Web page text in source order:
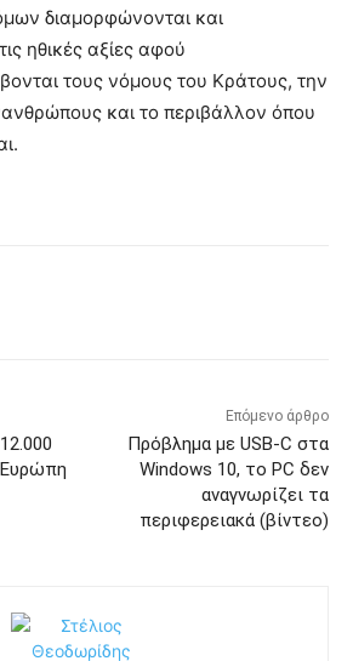
διαμορφώνονται και
ηθικές αξίες αφού
τους νόμους του Κράτους, την
και το περιβάλλον όπου
Ευρώπη
Επόμενο άρθρο
Πρόβλημα με USB-C στα
Windows 10, το PC δεν
αναγνωρίζει τα
περιφερειακά (βίντεο)